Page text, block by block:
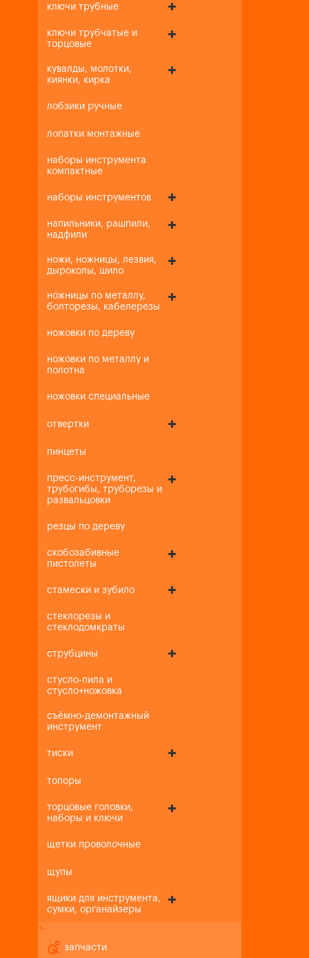
ключи трубные
ключи трубчатые и
торцовые
кувалды, молотки,
киянки, кирка
лобзики ручные
лопатки монтажные
наборы инструмента
компактные
наборы инструментов
напильники, рашпили,
надфили
ножи, ножницы, лезвия,
дыроколы, шило
ножницы по металлу,
болторезы, кабелерезы
ножовки по дереву
ножовки по металлу и
полотна
ножовки специальные
отвертки
пинцеты
пресс-инструмент,
трубогибы, труборезы и
развальцовки
резцы по дереву
скобозабивные
пистолеты
стамески и зубило
стеклорезы и
стеклодомкраты
струбцины
стусло-пила и
стусло+ножовка
съёмно-демонтажный
инструмент
тиски
топоры
торцовые головки,
наборы и ключи
щетки проволочные
щупы
ящики для инструмента,
сумки, органайзеры
+-
запчасти